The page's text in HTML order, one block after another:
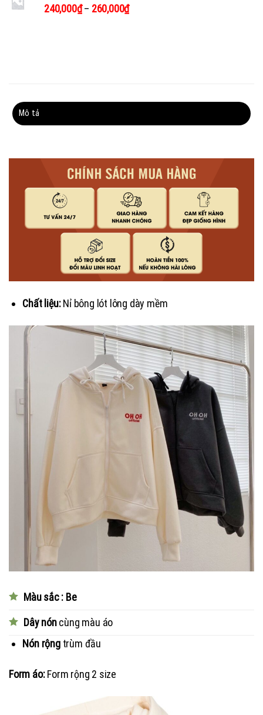
240,000₫– 260,000₫
Mô tả
Đánh giá (0)
Chất liệu:Nỉ bông lót lông dày mềm
Màu sắc : Be
Dây nóncùng màu áo
Nón rộngtrùm đầu
Form áo:Form rộng 2 size